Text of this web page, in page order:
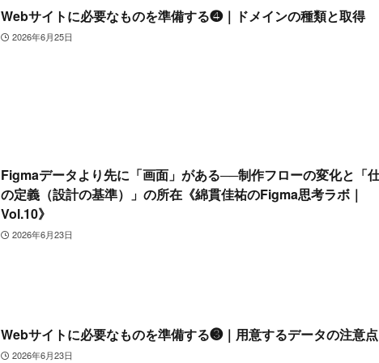
Webサイトに必要なものを準備する❹｜ドメインの種類と取得
2026年6月25日
Figmaデータより先に「画面」がある──制作フローの変化と「
の定義（設計の基準）」の所在《綿貫佳祐のFigma思考ラボ｜
Vol.10》
2026年6月23日
Webサイトに必要なものを準備する❸｜用意するデータの注意点
2026年6月23日